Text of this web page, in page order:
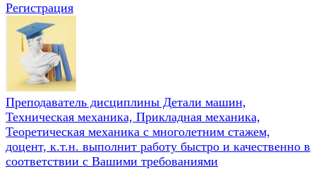
Регистрация
Преподаватель дисциплины Детали машин,
Техническая механика, Прикладная механика,
Теоретическая механика с многолетним стажем,
доцент, к.т.н. выполнит работу быстро и качественно в
соответствии с Вашими требованиями